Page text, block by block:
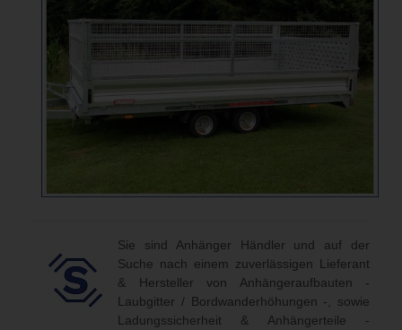
Sie sind Anhänger Händler und auf der
Suche nach einem zuverlässigen Lieferant
& Hersteller von Anhängeraufbauten -
Laubgitter / Bordwanderhöhungen -, sowie
Ladungssicherheit & Anhängerteile -